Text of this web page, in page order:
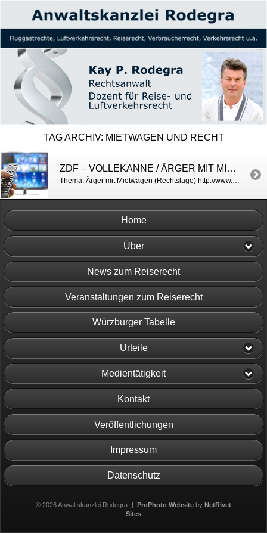
TAG ARCHIV: MIETWAGEN UND RECHT
ZDF – VOLLEKANNE / ÄRGER MIT MIETWAGEN
Thema: Ärger mit Mietwagen (Rechtslage) http://www.zdf.de/Volle-Kanne/schaeden-am-mietwagen-wer-haftet-wann-32465508.html
Home
Über
News zum Reiserecht
Veranstaltungen zum Reiserecht
Würzburger Tabelle
Urteile
Medientätigkeit
Kontakt
Veröffentlichungen
Impressum
Datenschutz
© 2026 Anwaltskanzlei Rodegra | ProPhoto Website byNetRivet
Sites